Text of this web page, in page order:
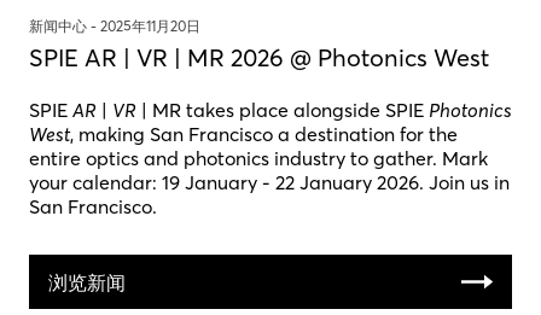
新闻中心 - 2025年11月20日
SPIE AR | VR | MR 2026 @ Photonics West
SPIE AR | VR | MR takes place alongside SPIE Photonics
West, making San Francisco a destination for the
entire optics and photonics industry to gather. Mark
your calendar: 19 January - 22 January 2026. Join us in
San Francisco.
浏览新闻